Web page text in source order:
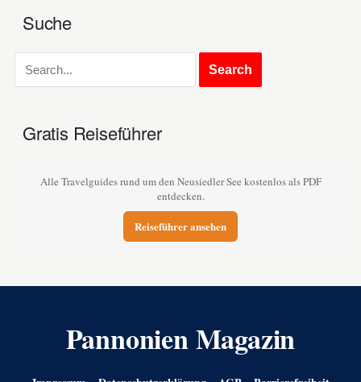
Suche
Gratis Reiseführer
Alle Travelguides rund um den Neusiedler See kostenlos als PDF
entdecken.
Reiseführer ansehen
Pannonien Magazin